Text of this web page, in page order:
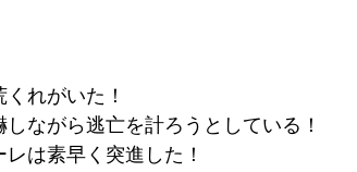
れがいた！
ながら逃亡を計ろうとしている！
は素早く突進した！